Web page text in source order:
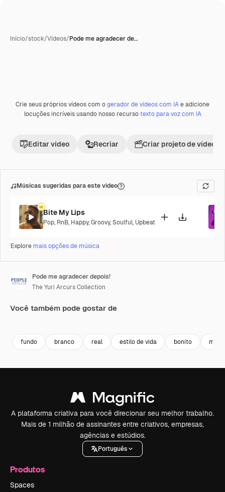
Início/stock/Vídeos/Pode me agradecer de…
Premium
Crie seus próprios vídeos com ogerador de vídeos com IAe adicione
locuções incríveis usando nosso recursotexto para voz com IA
Editar vídeo Recriar Criar projeto de vídeo
Músicas sugeridas para este vídeo
Bite My Lips
Pop, RnB, Happy,Groovy,Soulful, Upbeat
Explore mais opções de música
Pode me agradecer depois!
The Yuri Arcurs Collection
Você também pode gostar de
fundo branco real estilo de vida bonito mãos
A plataforma criativa para você direcionar seu melhor trabalho.
Mais de 1 milhão de assinantes entre criativos, empresas,
agências e estúdios.
Português
Produtos
Spaces